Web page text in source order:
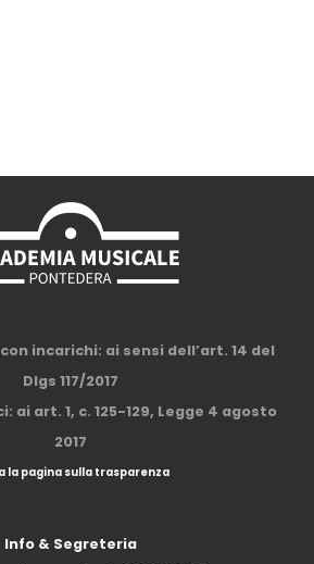
incarichi: ai sensi dell’art. 14 del
Dlgs 117/2017
ai art. 1, c. 125-129, Legge 4 agosto
2017
la pagina sulla trasparenza
Info & Segreteria